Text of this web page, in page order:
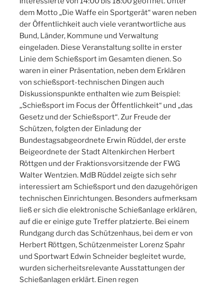
dem Motto „Die Waffe ein Sportgerät“ waren neben
der Öffentlichkeit auch viele verantwortliche aus
Bund, Länder, Kommune und Verwaltung
eingeladen. Diese Veranstaltung sollte in erster
Linie dem Schießsport im Gesamten dienen. So
waren in einer Präsentation, neben dem Erklären
von schießsport-technischen Dingen auch
Diskussionspunkte enthalten wie zum Beispiel:
„Schießsport im Focus der Öffentlichkeit“ und „das
Gesetz und der Schießsport“. Zur Freude der
Schützen, folgten der Einladung der
Bundestagsabgeordnete Erwin Rüddel, der erste
Beigeordnete der Stadt Altenkirchen Herbert
Röttgen und der Fraktionsvorsitzende der FWG
Walter Wentzien. MdB Rüddel zeigte sich sehr
interessiert am Schießsport und den dazugehörigen
technischen Einrichtungen. Besonders aufmerksam
ließ er sich die elektronische Schießanlage erklären,
auf die er einige gute Treffer platzierte. Bei einem
Rundgang durch das Schützenhaus, bei dem er von
Herbert Röttgen, Schützenmeister Lorenz Spahr
und Sportwart Edwin Schneider begleitet wurde,
wurden sicherheitsrelevante Ausstattungen der
Schießanlagen erklärt. Einen regen